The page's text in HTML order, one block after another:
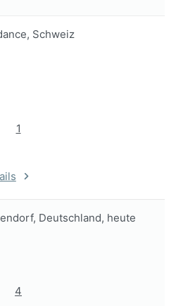
Schweiz
1
Deutschland, heute
4